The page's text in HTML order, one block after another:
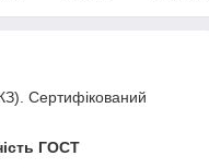
Сертифікований
ГОСТ